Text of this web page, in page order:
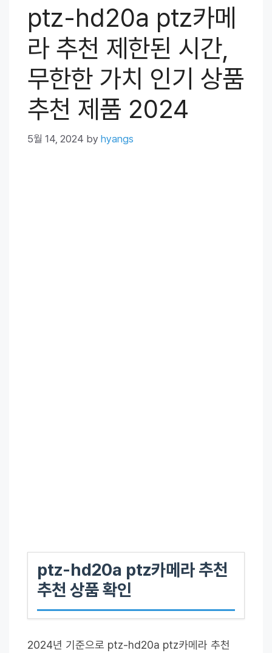
ptz-hd20a ptz카메
라 추천 제한된 시간,
무한한 가치 인기 상품
추천 제품 2024
5월 14, 2024 by hyangs
ptz-hd20a ptz카메라 추천
추천 상품 확인
2024년 기준으로 ptz-hd20a ptz카메라 추천